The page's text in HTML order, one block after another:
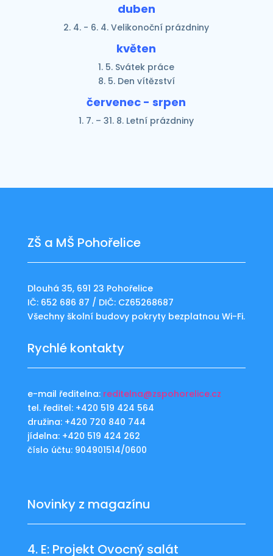
duben
2. 4. - 6. 4. Velikonoční prázdniny
květen
1. 5. Svátek práce
8. 5. Den vítězství
červenec - srpen
1. 7. – 31. 8. Letní prázdniny
ZŠ a MŠ Pohořelice
Dlouhá 35, 691 23 Pohořelice
IČ: 652 686 87 / DIČ: CZ65268687
Všechny školní budovy pokryty bezplatnou Wi-Fi.
Rychlé kontakty
e-mail ředitelna: reditelna@zspohorelice.cz
tel. ředitel: +420 519 424 564
družina: +420 720 840 744
jídelna: +420 519 424 262
číslo účtu: 904901514/0600
Novinky z magazínu
4. E: Projekt Ovocný salát